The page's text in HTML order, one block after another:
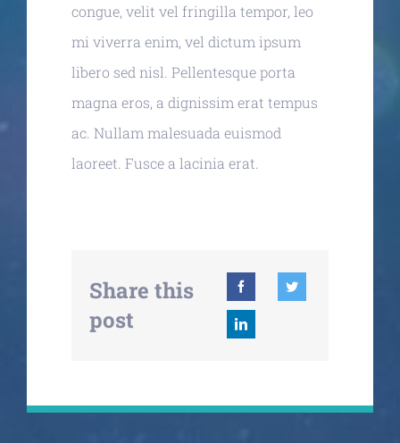
congue, velit vel fringilla tempor, leo
mi viverra enim, vel dictum ipsum
libero sed nisl. Pellentesque porta
magna eros, a dignissim erat tempus
ac. Nullam malesuada euismod
laoreet. Fusce a lacinia erat.
Share this
post